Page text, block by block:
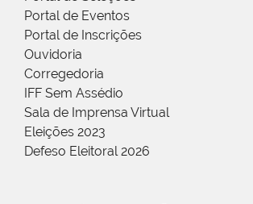
Portal de Eventos
Portal de Inscrições
Ouvidoria
Corregedoria
IFF Sem Assédio
Sala de Imprensa Virtual
Eleições 2023
Defeso Eleitoral 2026